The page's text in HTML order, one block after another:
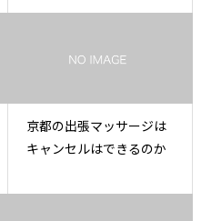
る出張もみほぐし
京都の出張マッサージは
キャンセルはできるのか